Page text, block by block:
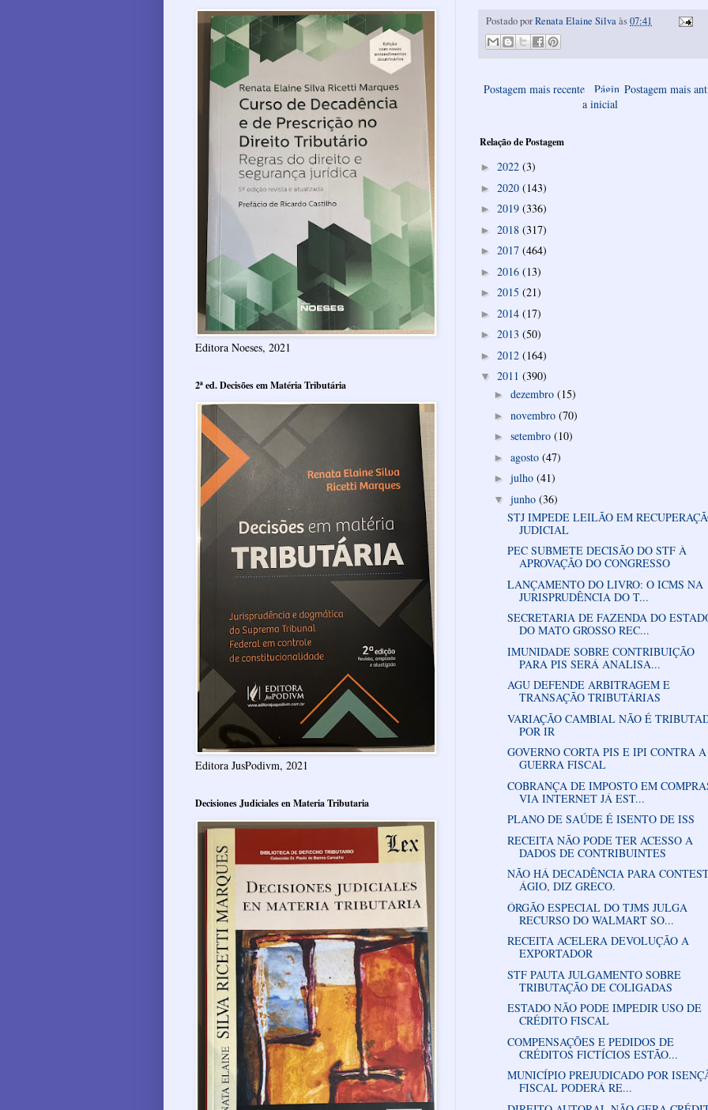
Postado porRenata Elaine Silvaàs07:41
Postagem mais recente Postagem mais
Págin
a inicial
Relação de Postagem
► 2022 (3)
► 2020 (143)
► 2019 (336)
► 2018 (317)
► 2017 (464)
► 2016 (13)
► 2015 (21)
► 2014 (17)
► 2013 (50)
► 2012 (164)
▼ 2011 (390)
► dezembro (15)
► novembro (70)
► setembro (10)
► agosto (47)
► julho (41)
▼ junho (36)
STJ IMPEDE LEILÃO EM
JUDICIAL
PEC SUBMETE DECISÃO DO STF À
APROVAÇÃO DO CONGRESSO
LANÇAMENTO DO LIVRO: O ICMS NA
JURISPRUDÊNCIA DO T...
SECRETARIA DE FAZENDA DO
DO MATO GROSSO REC...
IMUNIDADE SOBRE CONTRIBUIÇÃO
PARA PIS SERÁ ANALISA...
AGU DEFENDE ARBITRAGEM E
TRANSAÇÃO TRIBUTÁRIAS
VARIAÇÃO CAMBIAL NÃO É
POR IR
GOVERNO CORTA PIS E IPI CONTRA A
GUERRA FISCAL
COBRANÇA DE IMPOSTO EM
VIA INTERNET JÁ EST...
PLANO DE SAÚDE É ISENTO DE ISS
RECEITA NÃO PODE TER ACESSO A
DADOS DE CONTRIBUINTES
NÃO HÁ DECADÊNCIA PARA
ÁGIO, DIZ GRECO.
ÓRGÃO ESPECIAL DO TJMS JULGA
RECURSO DO WALMART SO...
RECEITA ACELERA DEVOLUÇÃO A
EXPORTADOR
STF PAUTA JULGAMENTO SOBRE
TRIBUTAÇÃO DE COLIGADAS
ESTADO NÃO PODE IMPEDIR USO DE
CRÉDITO FISCAL
COMPENSAÇÕES E PEDIDOS DE
CRÉDITOS FICTÍCIOS ESTÃO...
MUNICÍPIO PREJUDICADO POR
FISCAL PODERÁ RE...
Editora Noeses, 2021
2ª ed. Decisões em Matéria Tributária
Editora JusPodivm, 2021
Decisiones Judiciales en Materia Tributaria